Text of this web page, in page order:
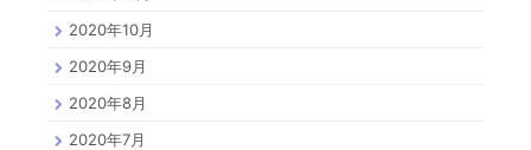
2020年10月
2020年9月
2020年8月
2020年7月